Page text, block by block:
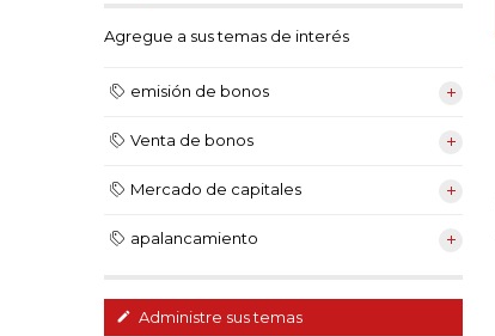
Agregue a sus temas de interés
emisión de bonos
Venta de bonos
Mercado de capitales
apalancamiento
Administre sus temas